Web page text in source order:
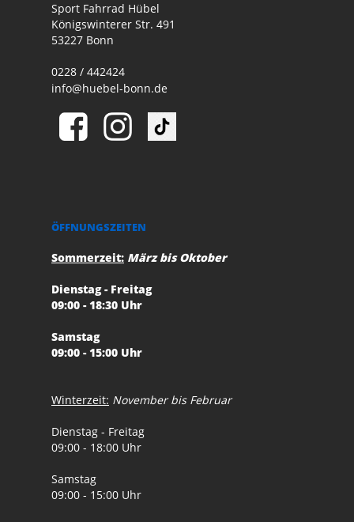
Sport Fahrrad Hübel
Königswinterer Str. 491
53227 Bonn
0228 / 442424
info@huebel-bonn.de
ÖFFNUNGSZEITEN
Sommerzeit: März bis Oktober
Dienstag - Freitag
09:00 - 18:30 Uhr
Samstag
09:00 - 15:00 Uhr
Winterzeit: November bis Februar
Dienstag - Freitag
09:00 - 18:00 Uhr
Samstag
09:00 - 15:00 Uhr